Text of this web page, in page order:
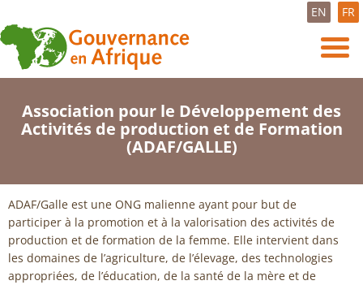
EN FR
Association pour le Développement des
Activités de production et de Formation
(ADAF/GALLE)
ADAF/Galle est une ONG malienne ayant pour but de
participer à la promotion et à la valorisation des activités de
production et de formation de la femme. Elle intervient dans
les domaines de l’agriculture, de l’élevage, des technologies
appropriées, de l’éducation, de la santé de la mère et de